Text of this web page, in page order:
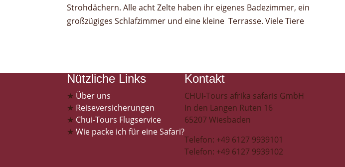
Strohdächern. Alle acht Zelte haben ihr eigenes Badezimmer, ein
großzügiges Schlafzimmer und eine kleine Terrasse. Viele Tiere
Nützliche Links
★ Über uns
★ Reiseversicherungen
★ Chui-Tours Flugservice
★Wie packe ich für eine Safari?
Kontakt
CHUI-Tours afrika safaris GmbH
In den Langen Ruten 16
65207 Wiesbaden
Telefon: +49 6127 9939101
Telefon: +49 6127 9939102